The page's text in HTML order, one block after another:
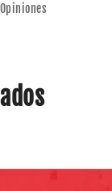
Opiniones